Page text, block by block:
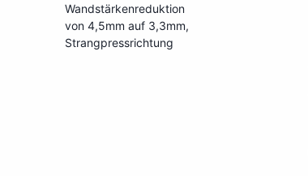
Wandstärkenreduktion
von 4,5mm auf 3,3mm,
Strangpressrichtung